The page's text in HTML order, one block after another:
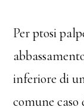
Per ptosi
inferiore di
comune